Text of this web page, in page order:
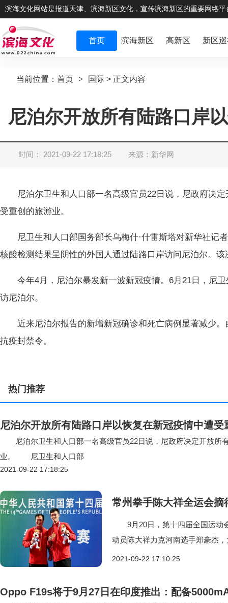
滨海文化网站是报道天津、滨海新区文化，宣传滨海新区的重要网络平
首页 滨海新区 高新区 新区
当前位置： 首页 > 国际 > 正文内容
尼泊尔开放所有陆路口岸
时间： 2021-09-22 17:18:25 来源：新华网
尼泊尔卫生和人口部一名高级官员22日说，尼政府决定
受重创的旅游业。
尼卫生和人口部国务部长乌梅什·什雷斯塔对新华社记
核酸检测结果呈阴性的外国人通过陆路口岸访问尼泊尔。
今年4月，尼泊尔暴发新一波新冠疫情。6月21日，尼卫
访尼泊尔。
近来尼泊尔报告的新增新冠确诊和死亡病例显著减少。
抗疫封禁令。
热门推荐
尼泊尔开放所有陆路口岸以恢复在新冠疫情中遭受
尼泊尔卫生和人口部一名高级官员22日说，尼政府决定开放所
业。 尼卫生和人口部
2021-09-22 17:18:25
常州拳手陈大祥全运会
9月20日，第十四届全国运动
动员陈大祥力克河南选手郑豪杰
2021-09-22 17:10:25
Oppo F19s将于9月27日在印度推出：配备